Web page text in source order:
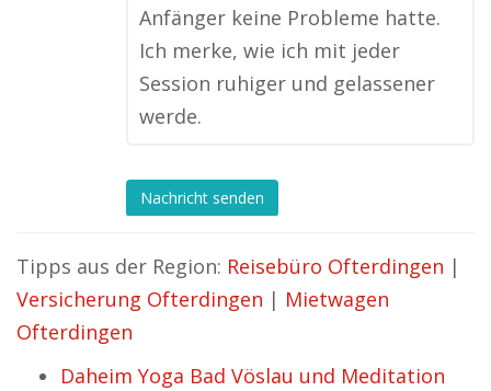
Anfänger keine Probleme hatte.
Ich merke, wie ich mit jeder
Session ruhiger und gelassener
werde.
Nachricht senden
Tipps aus der Region: Reisebüro Ofterdingen |
Versicherung Ofterdingen | Mietwagen
Ofterdingen
Daheim Yoga Bad Vöslau und Meditation